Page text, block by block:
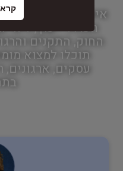
אישורים לאירועים
הכולל ייעוץ,
החוק, התקנים
תוכלו למצוא
עסקים, ארגונים,
חקלאות